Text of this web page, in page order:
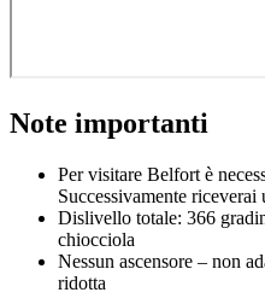
Note importanti
Per visitare Belfort è
Successivamente
Dislivello totale: 366
chiocciola
Nessun ascensore – non
ridotta